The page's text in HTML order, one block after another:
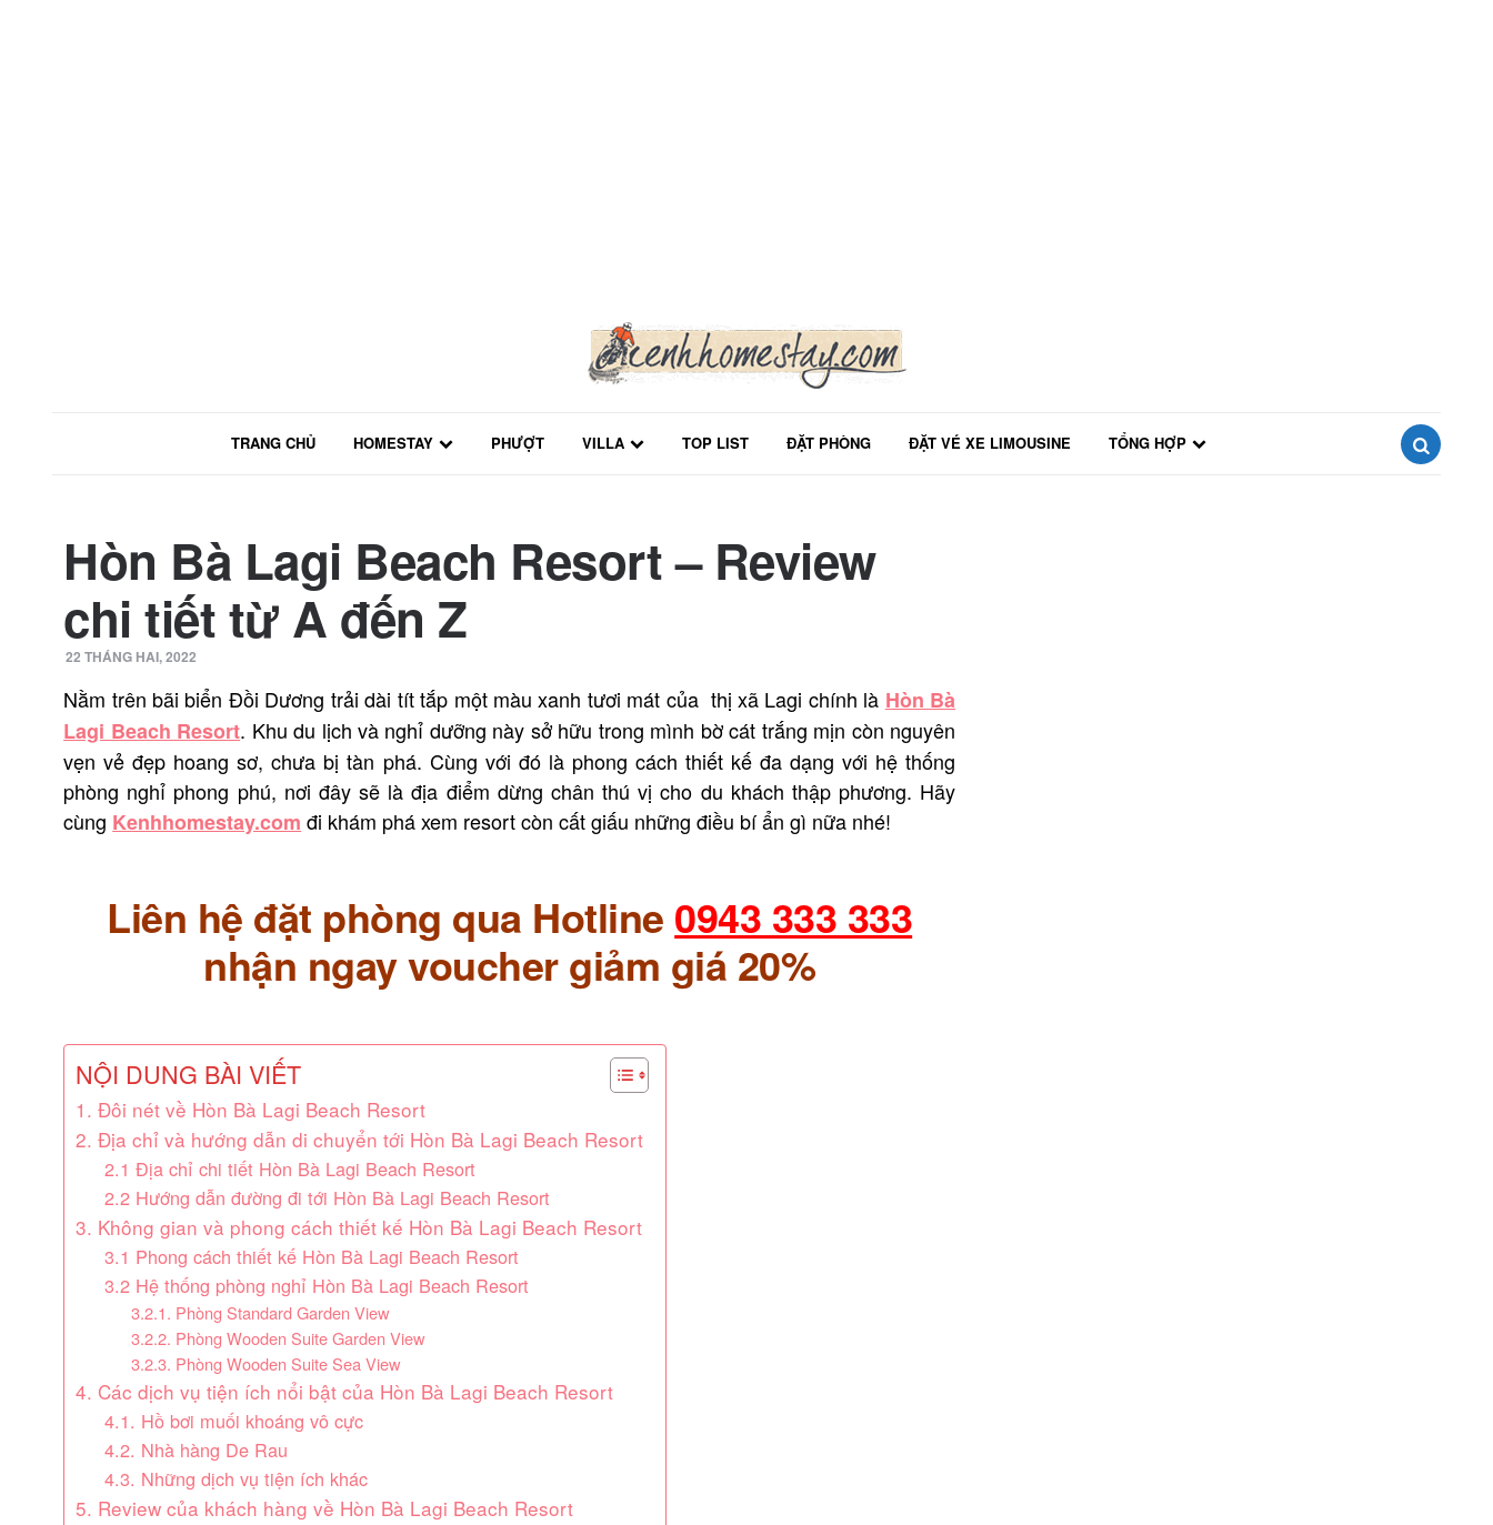
TRANG CHỦ HOMESTAY PHƯỢT VILLA TOP LIST ĐẶT PHÒNG ĐẶT VÉ XE LIMOUSINE
TỔNG HỢP
Hòn Bà Lagi Beach Resort – Review
chi tiết từ A đến Z
22 THÁNG HAI, 2022
Nằm trên bãi biển Đồi Dương trải dài tít tắp một màu xanh tươi mát của thị xã Lagi chính là Hòn Bà
Lagi Beach Resort. Khu du lịch và nghỉ dưỡng này sở hữu trong mình bờ cát trắng mịn còn nguyên
vẹn vẻ đẹp hoang sơ, chưa bị tàn phá. Cùng với đó là phong cách thiết kế đa dạng với hệ thống
phòng nghỉ phong phú, nơi đây sẽ là địa điểm dừng chân thú vị cho du khách thập phương. Hãy
cùng Kenhhomestay.com đi khám phá xem resort còn cất giấu những điều bí ẩn gì nữa nhé!
Liên hệ đặt phòng qua Hotline 0943 333 333
nhận ngay voucher giảm giá 20%
NỘI DUNG BÀI VIẾT
1. Đôi nét về Hòn Bà Lagi Beach Resort
2. Địa chỉ và hướng dẫn di chuyển tới Hòn Bà Lagi Beach Resort
2.1 Địa chỉ chi tiết Hòn Bà Lagi Beach Resort
2.2 Hướng dẫn đường đi tới Hòn Bà Lagi Beach Resort
3. Không gian và phong cách thiết kế Hòn Bà Lagi Beach Resort
3.1 Phong cách thiết kế Hòn Bà Lagi Beach Resort
3.2 Hệ thống phòng nghỉ Hòn Bà Lagi Beach Resort
3.2.1. Phòng Standard Garden View
3.2.2. Phòng Wooden Suite Garden View
3.2.3. Phòng Wooden Suite Sea View
4. Các dịch vụ tiện ích nổi bật của Hòn Bà Lagi Beach Resort
4.1. Hồ bơi muối khoáng vô cực
4.2. Nhà hàng De Rau
4.3. Những dịch vụ tiện ích khác
5. Review của khách hàng về Hòn Bà Lagi Beach Resort